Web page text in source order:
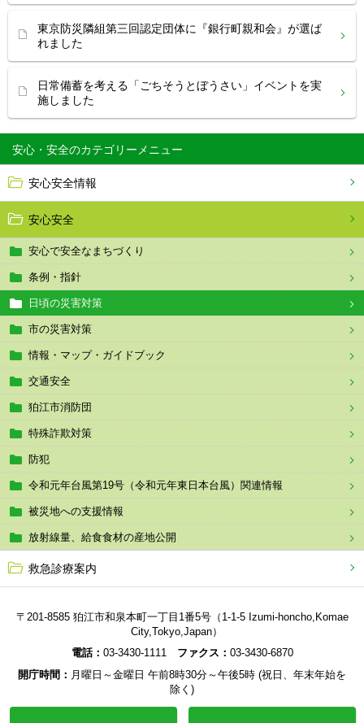
安心・安全
安心安全情報
安心安全
安心で安全なまちづくり
条例・指針
日頃の災害対策
市の災害対策
情報・マップ・ガイドブック
交通安全
狛江市消防団
特殊詐欺対策
防犯
令和元年台風第19号（令和元年東日本台風）関連情報
被災地への支援情報
放射線量、給食食材の産地公開
救急診療案内
東京防災隣組第三回認定団体に『銀行町親和会』が選ば
れました
日常備蓄を考える「ごちそうとぼうさい」イベントを実
施しました
〒201-8585 狛江市和泉本町一丁目1番5号（1-1-5 Izumi-honcho,Komae
City,Tokyo,Japan）
電話： 03-3430-1111 ファクス： 03-3430-6870
開庁時間： 月曜日～金曜日 午前8時30分～午後5時 (祝日、年末年始を
除く)